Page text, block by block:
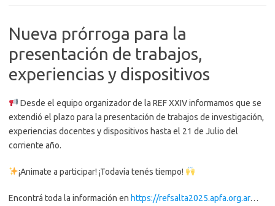
Nueva prórroga para la
presentación de trabajos,
experiencias y dispositivos
Desde el equipo organizador de la REF XXIV informamos que se
extendió el plazo para la presentación de trabajos de investigación,
experiencias docentes y dispositivos hasta el 21 de Julio del
corriente año.
¡Animate a participar! ¡Todavía tenés tiempo!
Encontrá toda la información en https://refsalta2025.apfa.org.ar…